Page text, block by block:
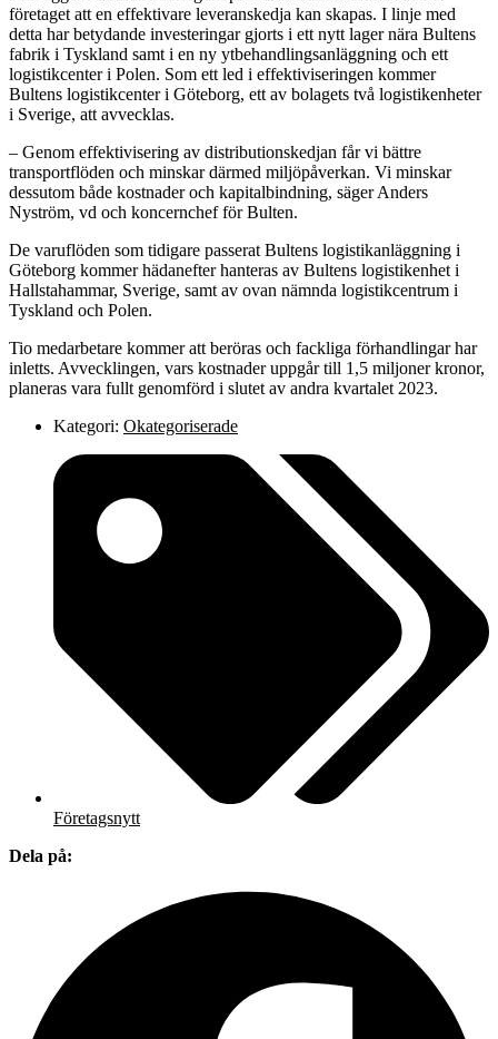
företaget att en effektivare leveranskedja kan skapas. I linje med
detta har betydande investeringar gjorts i ett nytt lager nära Bultens
fabrik i Tyskland samt i en ny ytbehandlingsanläggning och ett
logistikcenter i Polen. Som ett led i effektiviseringen kommer
Bultens logistikcenter i Göteborg, ett av bolagets två logistikenheter
i Sverige, att avvecklas.
– Genom effektivisering av distributionskedjan får vi bättre
transportflöden och minskar därmed miljöpåverkan. Vi minskar
dessutom både kostnader och kapitalbindning, säger Anders
Nyström, vd och koncernchef för Bulten.
De varuflöden som tidigare passerat Bultens logistikanläggning i
Göteborg kommer hädanefter hanteras av Bultens logistikenhet i
Hallstahammar, Sverige, samt av ovan nämnda logistikcentrum i
Tyskland och Polen.
Tio medarbetare kommer att beröras och fackliga förhandlingar har
inletts. Avvecklingen, vars kostnader uppgår till 1,5 miljoner kronor,
planeras vara fullt genomförd i slutet av andra kvartalet 2023.
Kategori: Okategoriserade
Företagsnytt
Dela på: